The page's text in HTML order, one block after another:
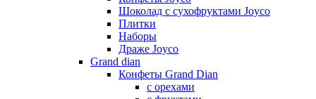
Шоколад с сухофруктами Joyco
Плитки
Наборы
Драже Joyco
Grand dian
Конфеты Grand Dian
с орехами